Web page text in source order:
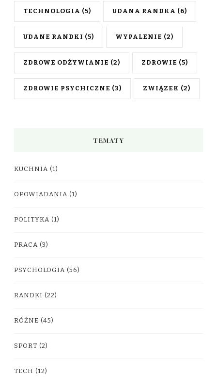
TECHNOLOGIA (5) UDANA RANDKA (6)
UDANE RANDKI (5) WYPALENIE (2)
ZDROWE ODŻYWIANIE (2) ZDROWIE (5)
ZDROWIE PSYCHICZNE (3) ZWIĄZEK (2)
TEMATY
KUCHNIA (1)
OPOWIADANIA (1)
POLITYKA (1)
PRACA (3)
PSYCHOLOGIA (56)
RANDKI (22)
RÓŻNE (45)
SPORT (2)
TECH (12)